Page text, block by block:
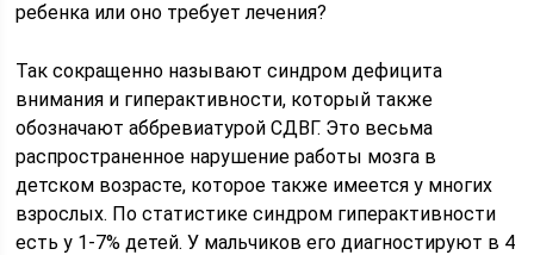
ребенка или оно требует лечения?
Так сокращенно называют синдром дефицита
внимания и гиперактивности, который также
обозначают аббревиатурой СДВГ. Это весьма
распространенное нарушение работы мозга в
детском возрасте, которое также имеется у многих
взрослых. По статистике синдром гиперактивности
есть у 1-7% детей. У мальчиков его диагностируют в 4